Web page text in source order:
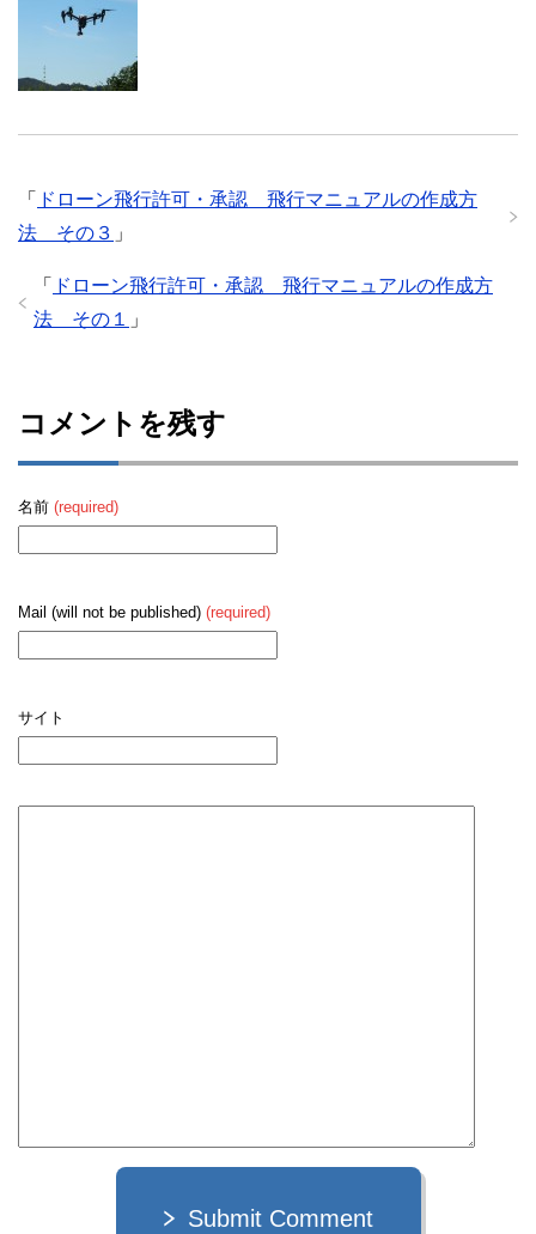
「
ドローン飛行許可・承認 飛行マニュアルの作成方
法 その３ 」
「
ドローン飛行許可・承認 飛行マニュアルの作成方
法 その１ 」
コメントを残す
名前 (required)
Mail (will not be published) (required)
サイト
Submit Comment